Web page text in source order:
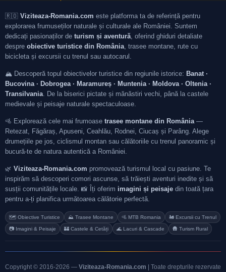
🇷🇴 Viziteaza-Romania.com este platforma ta de referință pentru
explorarea frumuseților naturale și culturale ale României. Suntem
dedicați pasionaților de turism și aventură, oferind ghiduri detaliate
despre obiective turistice din România, trasee montane, rute cu
bicicleta și excursii cu trenul sau autocarul.
🏔️ Descoperă topul obiectivelor turistice din regiunile istorice: Banat ·
Bucovina · Dobrogea · Maramureș · Muntenia · Moldova · Oltenia ·
Transilvania. De la biserici pictate și mănăstiri vechi, până la castele
medievale și peisaje naturale spectaculoase.
🚵 Explorează cele mai frumoase trasee montane din România—
Retezat, Făgăraș, Apuseni, Ceahlău, Rodnei, Ciucaș și Parâng. Alege
drumețiile pe jos, ciclismul montan sau călătoriile cu trenul panoramic și
bucură-te de natura autentică a României.
🌿 Viziteaza-Romania.com promovează turismul local cu pasiune. Te
inspirăm să descoperi comori ascunse, să trăiești aventuri inedite și să
susții comunitățile locale. 📸 Îți oferim imagini și peisaje din toată țara
pentru a-ți planifica următoarea călătorie perfectă.
🗺️ Obiective Turistice ⛰️ Trasee Montane 🚵 MTB Romania 🚂 Excursii cu Trenul
📷 Imagini & Peisaje 🏰 Castele & Cetăți 🌊 Lacuri & Cascade 🛖 Turism Rural
Copyright © 2016-2026 — Viziteaza-Romania.com | Toate drepturile rezervate